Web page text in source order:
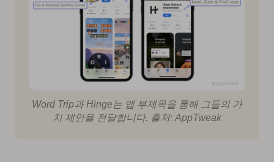
Word Trip과 Hinge는 앱 부제목을 통해 그들의 가
치 제안을 전달합니다. 출처: AppTweak